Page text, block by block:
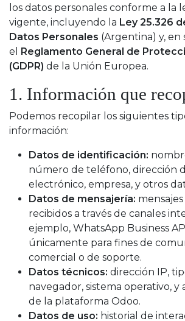
los datos personales conforme a la
vigente, incluyendo la Ley 25.326
Datos Personales (Argentina) y, en
el Reglamento General de
(GDPR) de la Unión Europea.
1. Información que
Podemos recopilar los siguientes
información:
Datos de identificación:
número de teléfono, dirección
electrónico, empresa, y otros
Datos de mensajería:
recibidos a través de canales
ejemplo, WhatsApp Business
únicamente para fines de
comercial o de soporte.
Datos técnicos: dirección IP,
navegador, sistema operativo,
de la plataforma Odoo.
Datos de uso: historial de